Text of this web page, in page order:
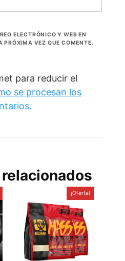
ELECTRÓNICO Y WEB EN
PRÓXIMA VEZ QUE COMENTE.
para reducir el
se procesan los
¡Oferta!